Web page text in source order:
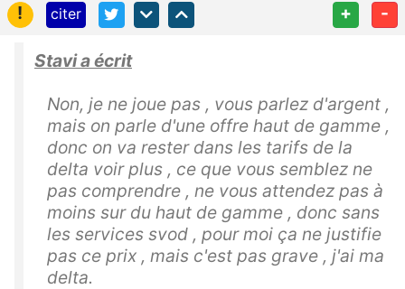
!
citer + -
Stavi a écrit
Non, je ne joue pas , vous parlez d'argent ,
mais on parle d'une offre haut de gamme ,
donc on va rester dans les tarifs de la
delta voir plus , ce que vous semblez ne
pas comprendre , ne vous attendez pas à
moins sur du haut de gamme , donc sans
les services svod , pour moi ça ne justifie
pas ce prix , mais c'est pas grave , j'ai ma
delta.